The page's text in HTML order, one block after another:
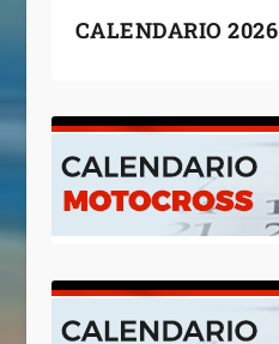
CALENDARIO 2026